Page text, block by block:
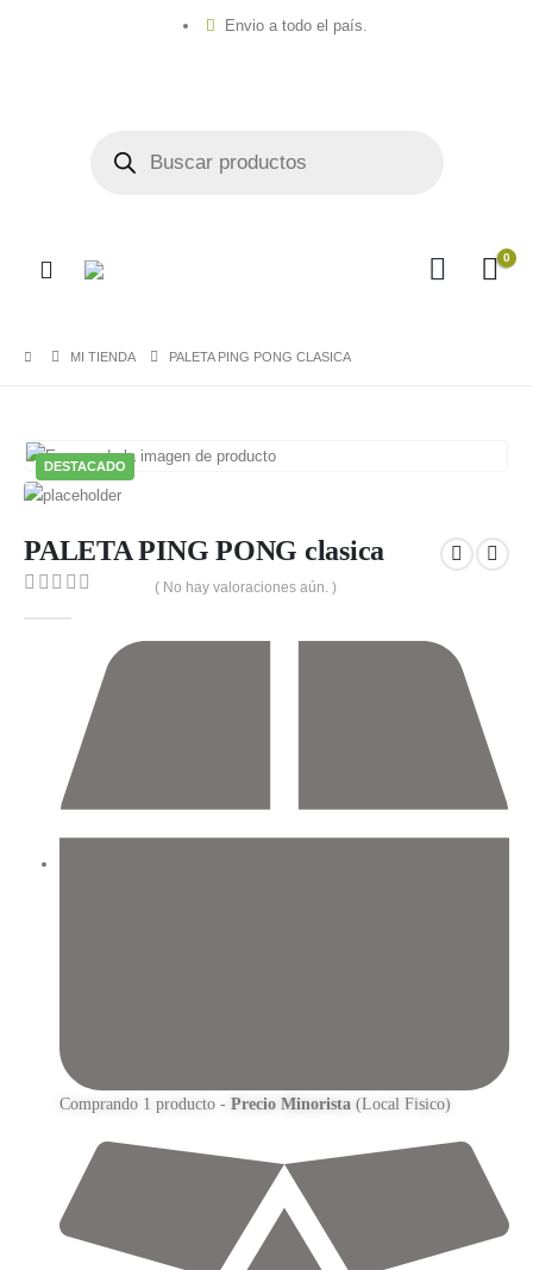
Envio a todo el país.
0
MI TIENDA PALETA PING PONG CLASICA
DESTACADO
PALETA PING PONG clasica
( No hay valoraciones aún. )
Comprando 1 producto - Precio Minorista (Local Fisico)